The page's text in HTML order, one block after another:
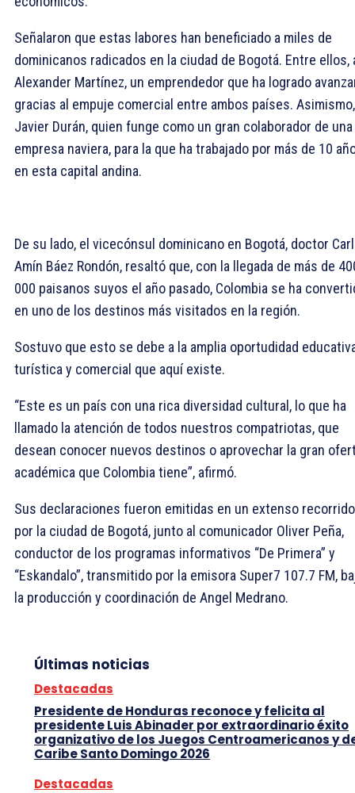
Señalaron que estas labores han beneficiado a miles de
dominicanos radicados en la ciudad de Bogotá. Entre ellos,
Alexander Martínez, un emprendedor que ha logrado
gracias al empuje comercial entre ambos países.
Javier Durán, quien funge como un gran colaborador de una
empresa naviera, para la que ha trabajado por más de 10
en esta capital andina.
De su lado, el vicecónsul dominicano en Bogotá, doctor
Amín Báez Rondón, resaltó que, con la llegada de más de
000 paisanos suyos el año pasado, Colombia se ha
en uno de los destinos más visitados en la región.
Sostuvo que esto se debe a la amplia oportudidad
turística y comercial que aquí existe.
“Este es un país con una rica diversidad cultural, lo que ha
llamado la atención de todos nuestros compatriotas, que
desean conocer nuevos destinos o aprovechar la gran
académica que Colombia tiene”, afirmó.
Sus declaraciones fueron emitidas en un extenso recorrido
por la ciudad de Bogotá, junto al comunicador Oliver Peña,
conductor de los programas informativos “De Primera” y
“Eskandalo”, transmitido por la emisora Super7 107.7 FM,
la producción y coordinación de Angel Medrano.
Últimas noticias
Destacadas
Presidente de Honduras reconoce y felicita al
presidente Luis Abinader por extraordinario éxito
organizativo de los Juegos Centroamericanos y
Caribe Santo Domingo 2026
Destacadas